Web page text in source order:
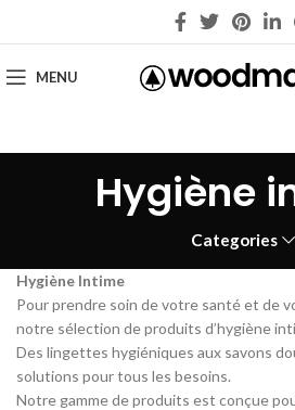
MENU
Hygiène
Categories
Hygiène Intime
Pour prendre soin de votre santé et de
notre sélection de produits d’hygiène
Des lingettes hygiéniques aux savons
solutions pour tous les besoins.
Notre gamme de produits est conçue